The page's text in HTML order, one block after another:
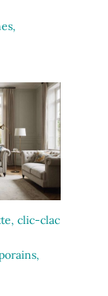
,
clic-clac
,